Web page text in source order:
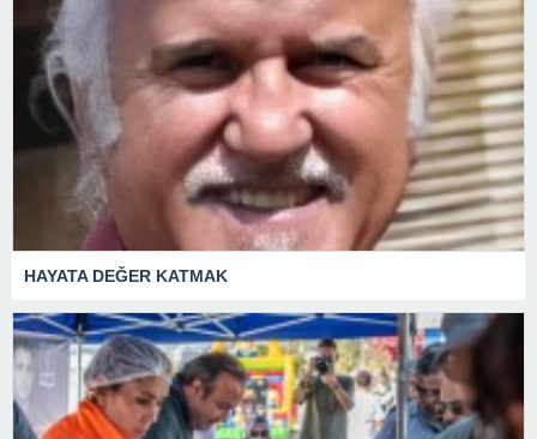
HAYATA DEĞER KATMAK